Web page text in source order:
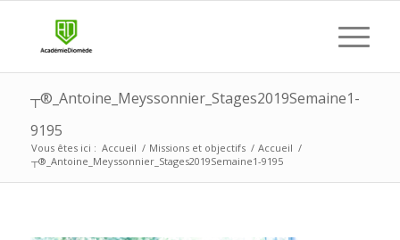
┬®_Antoine_Meyssonnier_Stages2019Semaine1-
9195
Vous êtes ici : Accueil / Missions et objectifs / Accueil /
┬®_Antoine_Meyssonnier_Stages2019Semaine1-9195